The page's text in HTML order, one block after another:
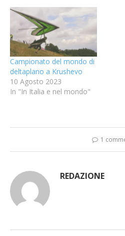
Campionato del mondo di
deltaplano a Krushevo
10 Agosto 2023
In "In Italia e nel mondo"
1
REDAZIONE